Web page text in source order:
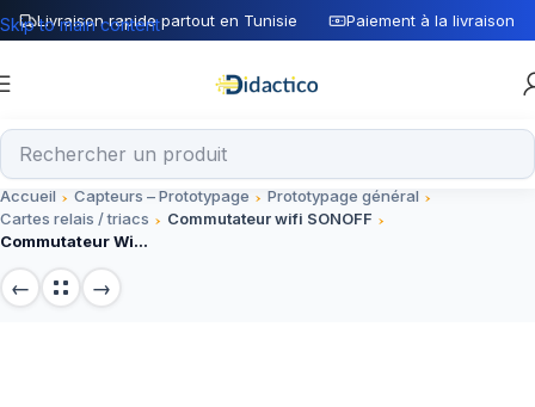
Livraison rapide partout en Tunisie Paiement à la livraison
Skip to main content
Accueil Capteurs – Prototypage
Prototypage général
Cartes relais / triacs
Commutateur wifi SONOFF
Commutateur Wifi Intelligent Sonoff 4CH Pro R3 4 Voies 433mhz Montage Sur Rail